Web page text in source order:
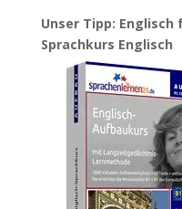
Unser Tipp:
Sprachkurs Englisch